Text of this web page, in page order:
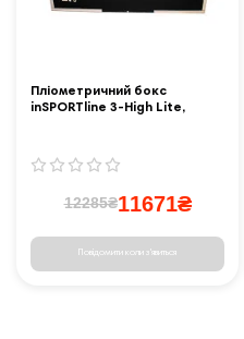
Пліометричний бокс
inSPORTline 3-High Lite,
12285₴11671₴
Повідомити коли з'явиться